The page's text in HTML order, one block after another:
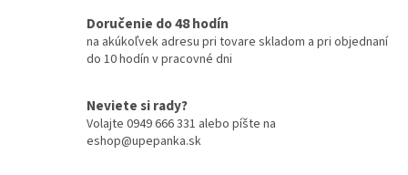
Doručenie do 48 hodín
na akúkoľvek adresu pri tovare skladom a pri objednaní
do 10 hodín v pracovné dni
Neviete si rady?
Volajte 0949 666 331 alebo píšte na
eshop@upepanka.sk